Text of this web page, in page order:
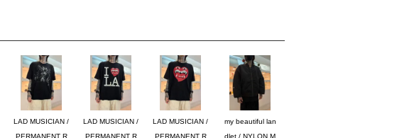
LAD MUSICIAN /
PERMANENT R
LAD MUSICIAN /
PERMANENT R
LAD MUSICIAN /
PERMANENT R
my beautiful lan
dlet / NYLON M